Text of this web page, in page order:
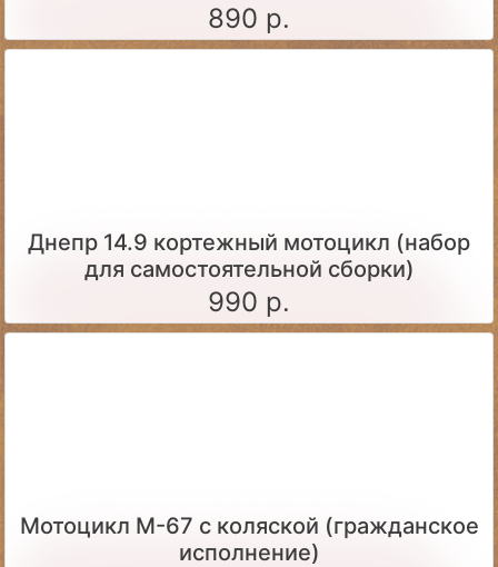
890 р.
Днепр 14.9 кортежный мотоцикл (набор
для самостоятельной сборки)
990 р.
Мотоцикл М-67 с коляской (гражданское
исполнение)